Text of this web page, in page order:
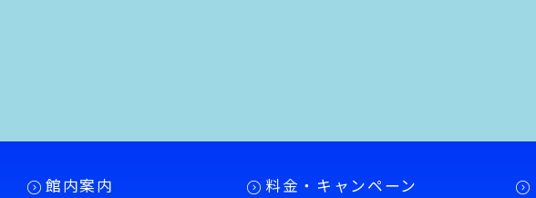
館内案内 料金・キャンペーン